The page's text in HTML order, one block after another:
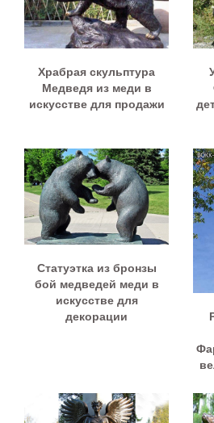
Храбрая скульптура
Медведя из меди в
искусстве для продажи
Статуэтка из бронзы
бой медведей меди в
искусстве для
декорации